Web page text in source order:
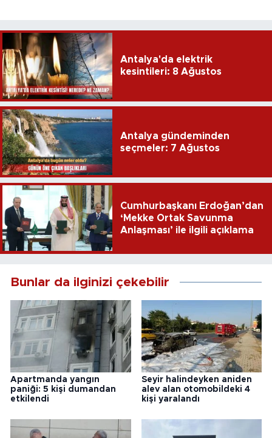
Antalya'da elektrik
kesintileri: 8 Ağustos
Antalya gündeminden
seçmeler: 7 Ağustos
Cumhurbaşkanı Erdoğan’dan
‘Mekke Ortak Savunma
Anlaşması’ ile ilgili açıklama
Bunlar da ilginizi çekebilir
Apartmanda yangın
paniği: 5 kişi dumandan
etkilendi
Seyir halindeyken aniden
alev alan otomobildeki 4
kişi yaralandı